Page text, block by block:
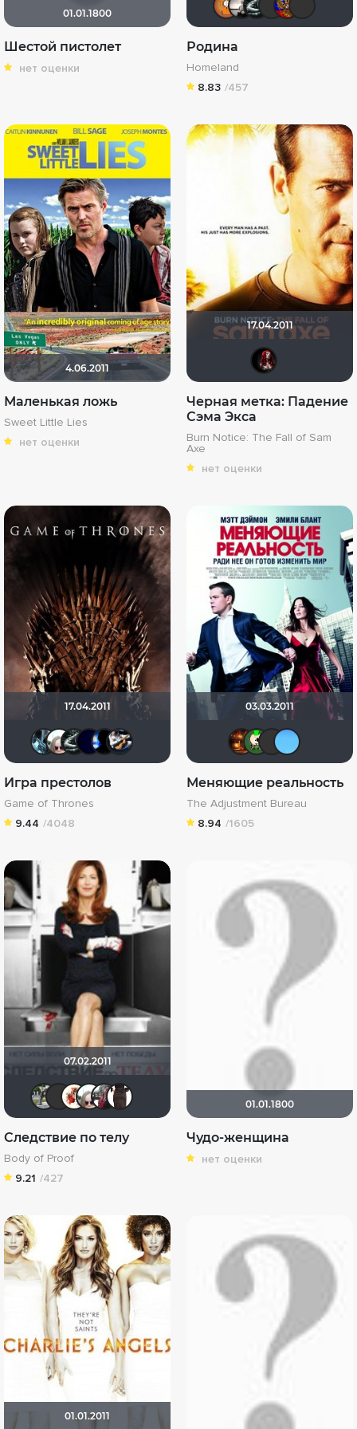
01.01.1800
Шестой пистолет
нет оценки
Родина
Homeland
8.83 /457
4.06.2011
Маленькая ложь
Sweet Little Lies
нет оценки
17.04.2011
Черная метка: Падение
Сэма Экса
Burn Notice: The Fall of Sam
Axe
нет оценки
17.04.2011
den_chas
Dante Valentine
Большой любитель кино
Alexandr81
Игра престолов
Game of Thrones
9.44 /4048
03.03.2011
Меняющие реальность
The Adjustment Bureau
8.94 /1605
07.02.2011
waclaw
LouisDeFunes
Виктория555
Dante Valentine
id98134731
zimorodok
Следствие по телу
Body of Proof
9.21 /427
01.01.1800
Чудо-женщина
нет оценки
01.01.2011